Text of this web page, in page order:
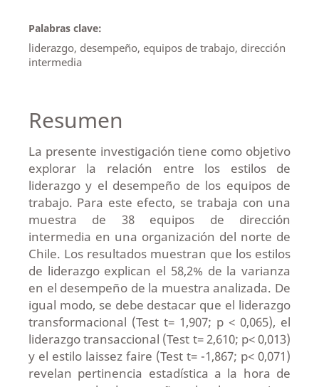
Palabras clave:
liderazgo, desempeño, equipos de trabajo, dirección
intermedia
Resumen
La presente investigación tiene como objetivo
explorar la relación entre los estilos de
liderazgo y el desempeño de los equipos de
trabajo. Para este efecto, se trabaja con una
muestra de 38 equipos de dirección
intermedia en una organización del norte de
Chile. Los resultados muestran que los estilos
de liderazgo explican el 58,2% de la varianza
en el desempeño de la muestra analizada. De
igual modo, se debe destacar que el liderazgo
transformacional (Test t= 1,907; p < 0,065), el
liderazgo transaccional (Test t= 2,610; p< 0,013)
y el estilo laissez faire (Test t= -1,867; p< 0,071)
revelan pertinencia estadística a la hora de